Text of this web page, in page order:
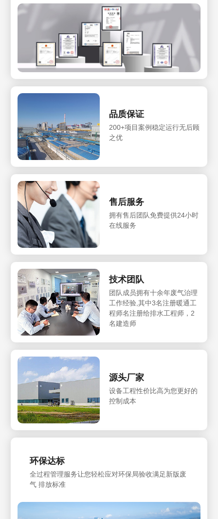
品质保证
200+项目案例稳定运行无后顾
之优
售后服务
拥有售后团队免费提供24小时
在线服务
技术团队
团队成员拥有十余年废气治理
工作经验,其中3名注册暖通工
程师名注册给排水工程师，2
名建造师
源头厂家
设备工程性价比高为您更好的
控制成本
环保达标
全过程管理服务让您轻松应对环保局验收满足新版废
气 排放标准